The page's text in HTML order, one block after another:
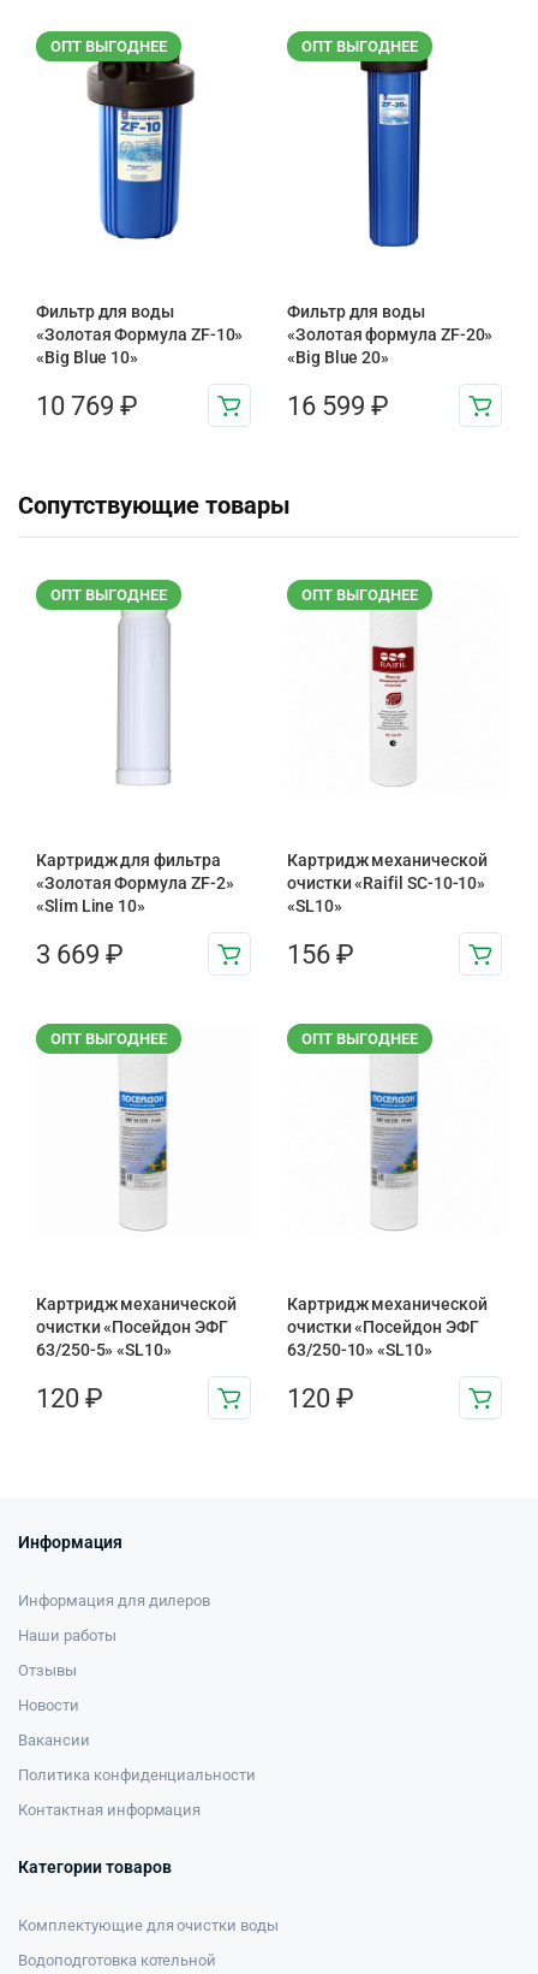
ОПТ ВЫГОДНЕЕ
Фильтр для воды
«Золотая Формула ZF-10»
«Big Blue 10»
10 769 ₽
ОПТ ВЫГОДНЕЕ
Фильтр для воды
«Золотая формула ZF-20»
«Big Blue 20»
16 599 ₽
Сопутствующие товары
ОПТ ВЫГОДНЕЕ
Картридж для фильтра
«Золотая Формула ZF-2»
«Slim Line 10»
3 669 ₽
ОПТ ВЫГОДНЕЕ
Картридж механической
очистки «Raifil SC-10-10»
«SL10»
156 ₽
ОПТ ВЫГОДНЕЕ
Картридж механической
очистки «Посейдон ЭФГ
63/250-5» «SL10»
120 ₽
ОПТ ВЫГОДНЕЕ
Картридж механической
очистки «Посейдон ЭФГ
63/250-10» «SL10»
120 ₽
Информация
Информация для дилеров
Наши работы
Отзывы
Новости
Вакансии
Политика конфиденциальности
Контактная информация
Категории товаров
Комплектующие для очистки воды
Водоподготовка котельной